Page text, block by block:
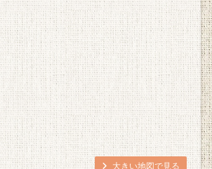
大きい地図で見る